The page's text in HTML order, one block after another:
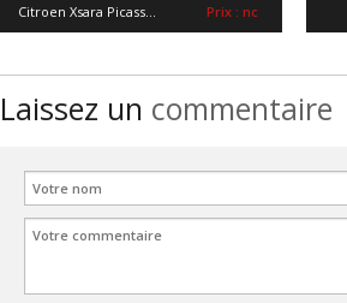
Citroen Xsara Picass... Prix : nc
Laissez un commentaire